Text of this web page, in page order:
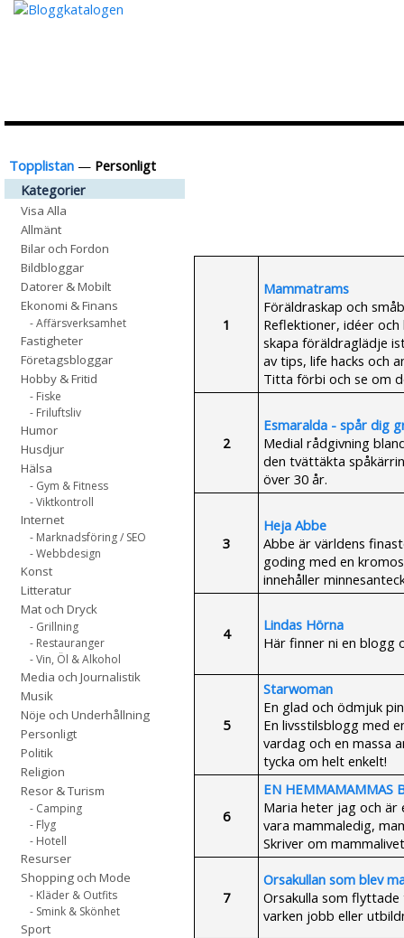
Topplistan — Personligt
Kategorier
Visa Alla
Allmänt
Bilar och Fordon
Bildbloggar
Datorer & Mobilt
Ekonomi & Finans
- Affärsverksamhet
Fastigheter
Företagsbloggar
Hobby & Fritid
- Fiske
- Friluftsliv
Humor
Husdjur
Hälsa
- Gym & Fitness
- Viktkontroll
Internet
- Marknadsföring / SEO
- Webbdesign
Konst
Litteratur
Mat och Dryck
- Grillning
- Restauranger
- Vin, Öl & Alkohol
Media och Journalistik
Musik
Nöje och Underhållning
Personligt
Politik
Religion
Resor & Turism
- Camping
- Flyg
- Hotell
Resurser
Shopping och Mode
- Kläder & Outfits
- Smink & Skönhet
Sport
1
Mammatrams
Föräldraskap och
Reflektioner, idéer
skapa föräldraglädje
av tips, life hacks och
Titta förbi och se om
2
Esmaralda - spår dig
Medial rådgivning
den tvättäkta
över 30 år.
3
Heja Abbe
Abbe är världens
goding med en
innehåller
4
Lindas Hörna
Här finner ni en blogg
5
Starwoman
En glad och ödmjuk
En livsstilsblogg med
vardag och en massa
tycka om helt enkelt!
6
EN HEMMAMAMMAS
Maria heter jag och
vara mammaledig,
Skriver om
7
Orsakullan som blev
Orsakulla som
varken jobb eller